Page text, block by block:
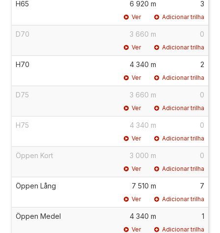
H65 6 920 m 3
Ver Adicionar trilha
D70 3 660 m 0
Ver Adicionar trilha
H70 4 340 m 2
Ver Adicionar trilha
D75 3 660 m 0
Ver Adicionar trilha
H75 4 340 m 0
Ver Adicionar trilha
Öppen Kort 3 000 m 0
Ver Adicionar trilha
Öppen Lång 7 510 m 7
Ver Adicionar trilha
Öppen Medel 4 340 m 1
Ver Adicionar trilha